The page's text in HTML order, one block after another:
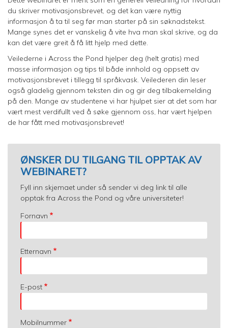
du skriver motivasjonsbrevet, og det kan være nyttig
informasjon å ta til seg før man starter på sin søknadstekst.
Mange synes det er vanskelig å vite hva man skal skrive, og da
kan det være greit å få litt hjelp med dette.
Veilederne i Across the Pond hjelper deg (helt gratis) med
masse informasjon og tips til både innhold og oppsett av
motivasjonsbrevet i tillegg til språkvask. Veilederen din leser
også gladelig gjennom teksten din og gir deg tilbakemelding
på den. Mange av studentene vi har hjulpet sier at det som har
vært mest verdifullt ved å søke gjennom oss, har vært hjelpen
de har fått med motivasjonsbrevet!
ØNSKER DU TILGANG TIL OPPTAK AV
WEBINARET?
Fyll inn skjemaet under så sender vi deg link til alle
opptak fra Across the Pond og våre universiteter!
Fornavn
Etternavn
E-post
Mobilnummer